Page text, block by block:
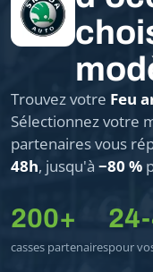
Trouvez votre Feu
Sélectionnez votre
partenaires vous
48h, jusqu'à −80 %
200+
casses partenairespour